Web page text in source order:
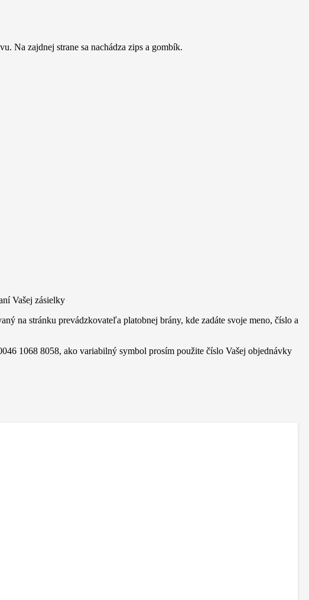
Na zajdnej strane sa nachádza zips a gombík.
Vašej zásielky
na stránku prevádzkovateľa platobnej brány, kde zadáte svoje meno, číslo a
1068 8058, ako variabilný symbol prosím použite číslo Vašej objednávky